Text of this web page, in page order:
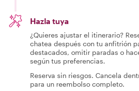
Hazla tuya
¿Quieres ajustar el itinerario?
chatea después con tu anfitrión
destacados, omitir paradas o
según tus preferencias.
Reserva sin riesgos. Cancela
para un reembolso completo.